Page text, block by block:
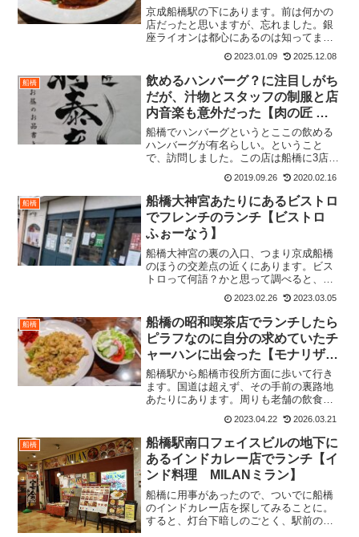
め
京成船橋駅の下にあります。前は何かの
店だったと思いますが、忘れました。銀
座ライオンは都心にあるのは知ってまし
たが、最近は地方にも展開しているよう
です。むしろ、銀座ライオンはサッポロ
ビールなのでビール工場が船橋にあるの
に店がなかったのも不思議...
2023.01.09 2025.12.08
船橋
飲めるハンバーグ？に注目しがち
だが、汁物とスタッフの制服と店
内音楽も意外だった【肉の匠 将
泰庵 船橋はなれ店】
船橋でハンバーグというとここの飲める
ハンバーグが有名らしい。ということ
で、訪問しました。この店は船橋に3店あ
り、今回伺った場所は「はなれ店」。平
日だけど、昼の12時半というランチ時に
もかかわらずすんなり入れました。 場
所はJR船橋駅南口をで...
2019.09.26 2020.02.16
船橋
船橋大神宮あたりにあるビストロ
でフレンチのランチ【ビストロ
ふぉーなう】
船橋大神宮の裏の入口、つまり京成船橋
のほうの交差点の近くにあります。ビス
トロって何語？かと思って調べると、フ
ランス語でした。なので、こちらはフレ
ンチレストランですね。入口はどこ？と
ちょっと迷いましたが、右側が引き戸に
なってました。2023....
2023.02.26 2023.03.05
船橋
船橋の昭和喫茶店でランチしたら
ピラフなのに自分の求めていたチ
ャーハンに出会った【モナリザ】
※喫煙可
船橋駅から船橋市役所方面に歩いて行き
ます。国道は超えず、その手前の裏路地
あたりにあります。周りも老舗の飲食店
がチラホラあります。2023.4フードメニ
ュー 2026.3月時点​■ 当店自慢の人気メ
ニュー◆ 生姜焼（ライス・みそ汁付）：
950...
2023.04.22 2026.03.21
船橋
船橋駅南口フェイスビルの地下に
あるインドカレー店でランチ【イ
ンド料理 MILANミラン】
船橋に用事があったので、ついでに船橋
のインドカレー店を探してみることに。
すると、灯台下暗しのごとく、駅前のフ